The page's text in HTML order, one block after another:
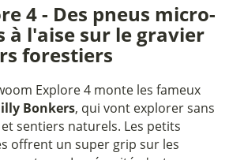
4 - Des pneus micro-
à l'aise sur le gravier
forestiers
Explore 4 monte les fameux
Bonkers, qui vont explorer sans
sentiers naturels. Les petits
offrent un super grip sur les